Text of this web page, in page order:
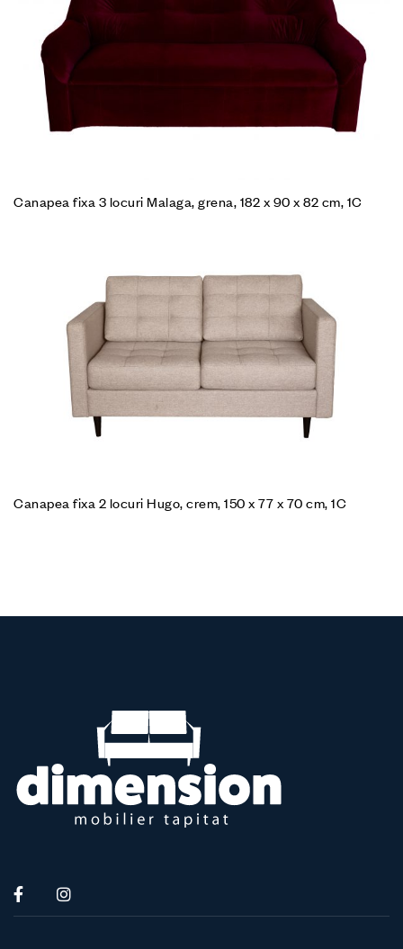
Canapea fixa 3 locuri Malaga, grena, 182 x 90 x 82 cm, 1C
Canapea fixa 2 locuri Hugo, crem, 150 x 77 x 70 cm, 1C